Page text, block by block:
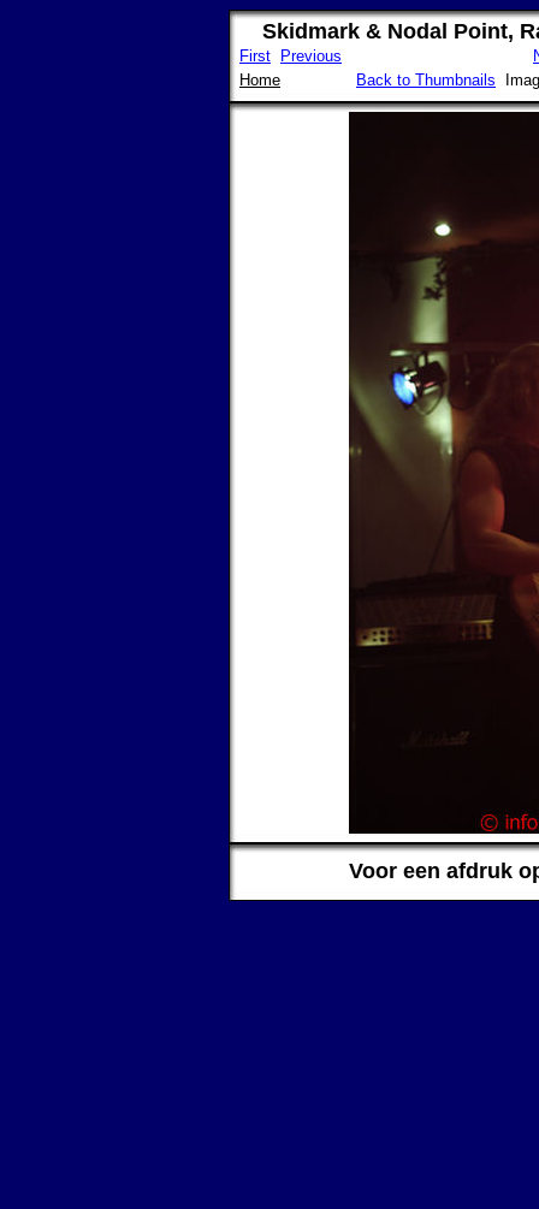
Skidmark & Nodal Point,
First Previous
Home
Back to Thumbnails
Voor een afdruk